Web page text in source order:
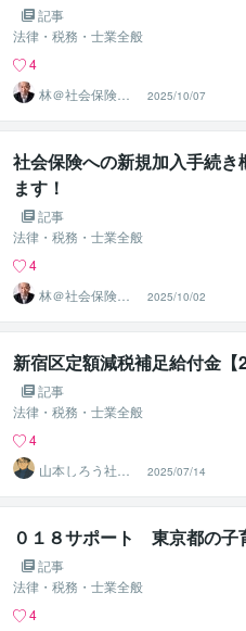
記事
法律・税務・士業全般
4
林＠社会保険労
務士
2025/10/07
社会保険への新規加入手続き
ます！
記事
法律・税務・士業全般
4
林＠社会保険労
務士
2025/10/02
新宿区定額減税補足給付金【
記事
法律・税務・士業全般
4
山本しろう社労
士事務所
2025/07/14
０１８サポート 東京都の子
記事
法律・税務・士業全般
4